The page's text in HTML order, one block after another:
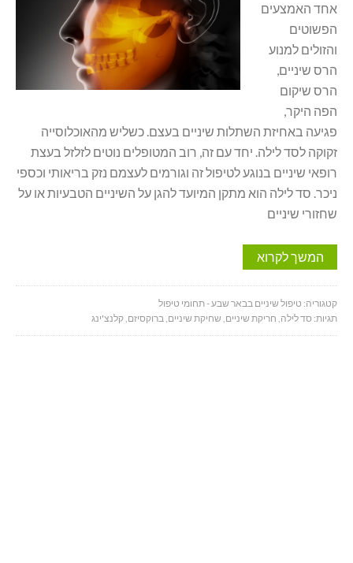
אחד האמצעים
הפשוטים
והזולים למנוע
הרס שיניים,
הרס שיקום
הפה היקר,
פגיעה באחיזת השתלות שיניים בעצם. כשליש מהאוכלוסייה
זקוקה לסד לילה. יחד עם זה, רוב המטופלים נוטים לזלזל בעצת
רופאי שיניים בנוגע לטיפול זה וגורמים לעצמם נזק בריאותי וכספי
ניכר. סד לילה הוא מתקן המיועד להגן על השיניים הטבעיות או על
שחזורי שיניים
המשך לקרוא
קטגוריה: טיפול שיניים בבאר שבע - תחומי טיפול
תגיות: סד לילה, חריקת שיניים, שחיקת שיניים,ברוקסיזם,קלנצ'ינג